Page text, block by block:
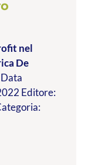
nel
De
Editore: